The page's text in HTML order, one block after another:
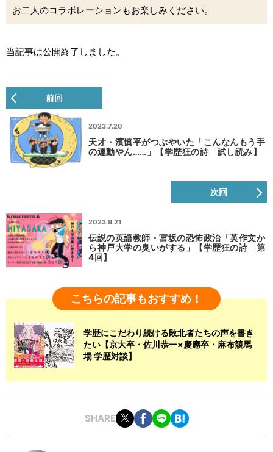
お二人のコラボレーションもお楽しみください。
当記事は公開終了しました。
前回
2023.7.20
天才・濱慎平がつぶやいた「こんなんもう手
の運動やん……」【学歴狂の詩 試し読み】
次回
2023.9.21
伝説の英語教師・宮坂の恐怖政治「英作文か
ら神戸大学の臭いがする」【学歴狂の詩 第
4回】
こちらの記事もおすすめ！
学歴にこだわり続ける敗北者たちの声を書き
たい【京大卒・佐川恭一×慶應卒・麻布競馬
場 学歴対談】
SHARE